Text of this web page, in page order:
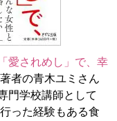
愛されめし」で、幸
者の青木ユミさん
門学校講師として
った経験もある食